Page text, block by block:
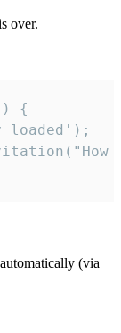
over.
{
loaded');
(via